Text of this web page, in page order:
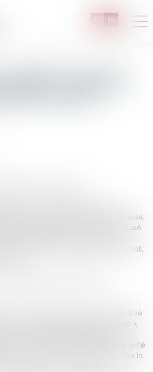
En
téléphone mobile et
« Vie privée et
électronique »
autrichienne.
une perquisition avait été
au domicile du mis en cause.
de l’individu, alors qu’il avait refusé
aux données de connexion. Les
suite tenté de déverrouiller l’appareil,
la légalité de sa saisie de son
la CJUE était la suivante : au regard de
et communication électronique »,
non contrôlé à l’ensemble des
mobile doit-il, en raison de la gravité
constitue, être limité à la lutte contre la
(notamment le terrorisme) ?